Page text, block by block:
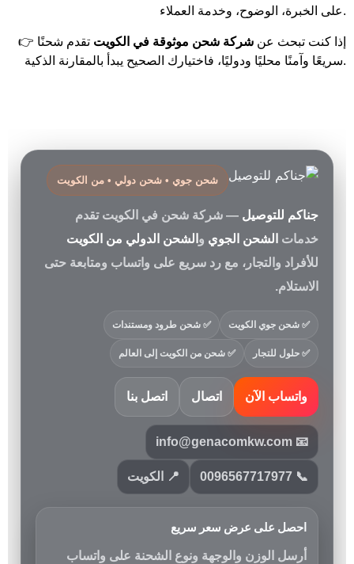
على الخبرة، الوضوح، وخدمة العملاء.
👉 إذا كنت تبحث عن شركة شحن موثوقة في الكويت تقدم شحنًا
سريعًا وآمنًا محليًا ودوليًا، فاختيارك الصحيح يبدأ بالمقارنة الذكية.
شحن جوي • شحن دولي • من الكويت
جناكم للتوصيل — شركة شحن في الكويت تقدم
خدمات الشحن الجوي و الشحن الدولي من الكويت
للأفراد والتجار، مع رد سريع على واتساب ومتابعة حتى
الاستلام.
✅ شحن جوي الكويت ✅ شحن طرود ومستندات
✅ حلول للتجار ✅ شحن من الكويت إلى العالم
واتساب الآن اتصال اتصل بنا
📧 info@genacomkw.com
📞 0096567717977 📍 الكويت
احصل على عرض سعر سريع
أرسل الوزن والوجهة ونوع الشحنة على واتساب